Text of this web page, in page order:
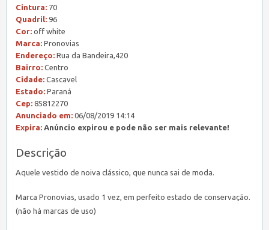
Cintura: 70
Quadril: 96
Cor: off white
Marca: Pronovias
Endereço: Rua da Bandeira,420
Bairro: Centro
Cidade: Cascavel
Estado: Paraná
Cep: 85812270
Anunciado em: 06/08/2019 14:14
Expira: Anúncio expirou e pode não ser mais relevante!
Descrição
Aquele vestido de noiva clássico, que nunca sai de moda.
Marca Pronovias, usado 1 vez, em perfeito estado de conservação.
(não há marcas de uso)